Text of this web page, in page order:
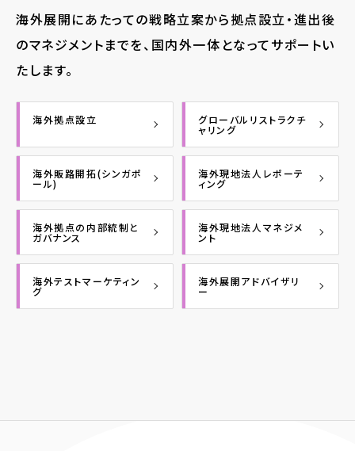
海外展開にあたっての戦略立案から拠点設立・進出後
のマネジメントまでを、国内外一体となってサポートい
たします。
海外拠点設立 グローバルリストラクチ
ャリング
海外販路開拓(シンガポ
ール)
海外現地法人レポーテ
ィング
海外拠点の内部統制と
ガバナンス
海外現地法人マネジメ
ント
海外テストマーケティン
グ
海外展開アドバイザリ
ー